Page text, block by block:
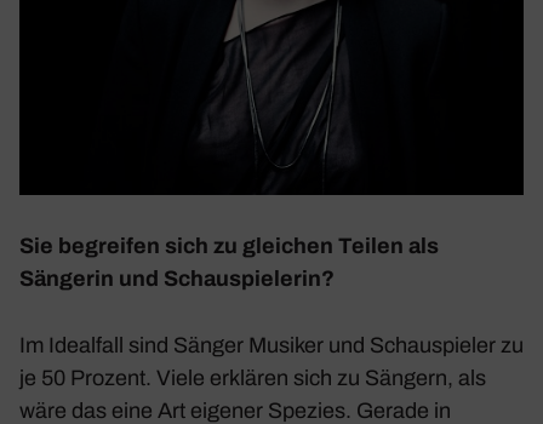
Sie begreifen sich zu glei­chen Teilen als
Sängerin und Schau­spie­lerin?
Im Ideal­fall sind Sänger Musiker und Schau­spieler zu
je 50 Prozent. Viele erklären sich zu Sängern, als
wäre das eine Art eigener Spezies. Gerade in